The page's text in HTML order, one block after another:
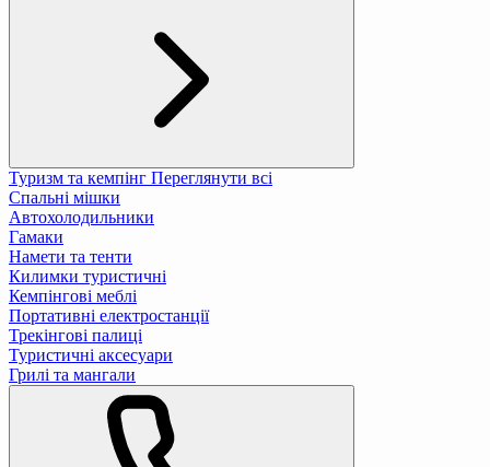
Туризм та кемпінг Переглянути всі
Спальні мішки
Автохолодильники
Гамаки
Намети та тенти
Килимки туристичні
Кемпінгові меблі
Портативні електростанції
Трекінгові палиці
Туристичні аксесуари
Грилі та мангали